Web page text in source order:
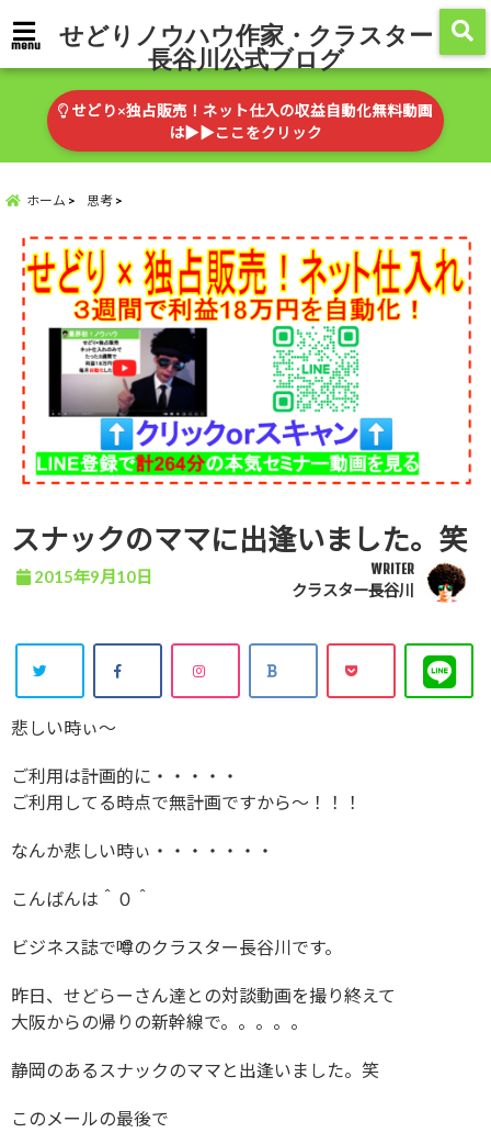
menu せどりノウハウ作家・クラスター
長谷川公式ブログ
せどり×独占販売！ネット仕入の収益自動化無料動画
は▶︎▶︎ここをクリック
ホーム 思考
スナックのママに出逢いました。笑
2015年9月10日 WRITER
クラスター長谷川
悲しい時ぃ～
ご利用は計画的に・・・・・
ご利用してる時点で無計画ですから〜！！！
なんか悲しい時ぃ・・・・・・・
こんばんは＾０＾
ビジネス誌で噂のクラスター長谷川です。
昨日、せどらーさん達との対談動画を撮り終えて
大阪からの帰りの新幹線で。。。。。
静岡のあるスナックのママと出逢いました。笑
このメールの最後で